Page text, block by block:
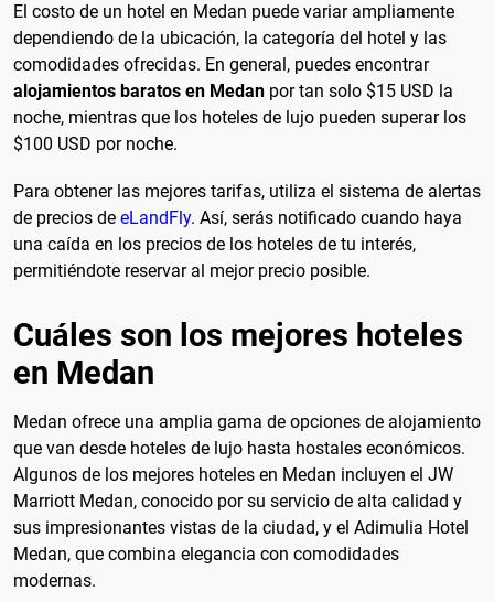
El costo de un hotel en Medan puede variar ampliamente
dependiendo de la ubicación, la categoría del hotel y las
comodidades ofrecidas. En general, puedes encontrar
alojamientos baratos en Medan por tan solo $15 USD la
noche, mientras que los hoteles de lujo pueden superar los
$100 USD por noche.
Para obtener las mejores tarifas, utiliza el sistema de alertas
de precios de eLandFly. Así, serás notificado cuando haya
una caída en los precios de los hoteles de tu interés,
permitiéndote reservar al mejor precio posible.
Cuáles son los mejores hoteles
en Medan
Medan ofrece una amplia gama de opciones de alojamiento
que van desde hoteles de lujo hasta hostales económicos.
Algunos de los mejores hoteles en Medan incluyen el JW
Marriott Medan, conocido por su servicio de alta calidad y
sus impresionantes vistas de la ciudad, y el Adimulia Hotel
Medan, que combina elegancia con comodidades
modernas.